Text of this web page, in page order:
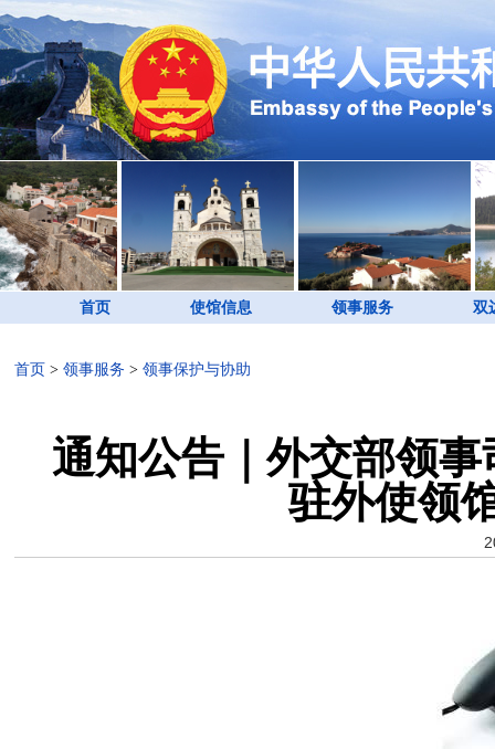
首页 使馆信息 领事服务 双
首页 > 领事服务 > 领事保护与协助
通知公告｜外交部领
驻外使领